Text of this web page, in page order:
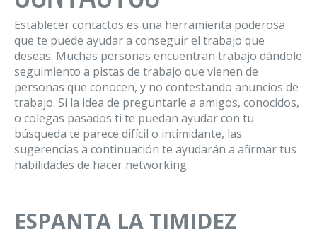
Establecer contactos es una herramienta poderosa
que te puede ayudar a conseguir el trabajo que
deseas. Muchas personas encuentran trabajo dándole
seguimiento a pistas de trabajo que vienen de
personas que conocen, y no contestando anuncios de
trabajo. Si la idea de preguntarle a amigos, conocidos,
o colegas pasados ti te puedan ayudar con tu
búsqueda te parece difícil o intimidante, las
sugerencias a continuación te ayudarán a afirmar tus
habilidades de hacer networking.
ESPANTA LA TIMIDEZ